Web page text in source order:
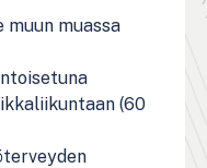
muassa
(60